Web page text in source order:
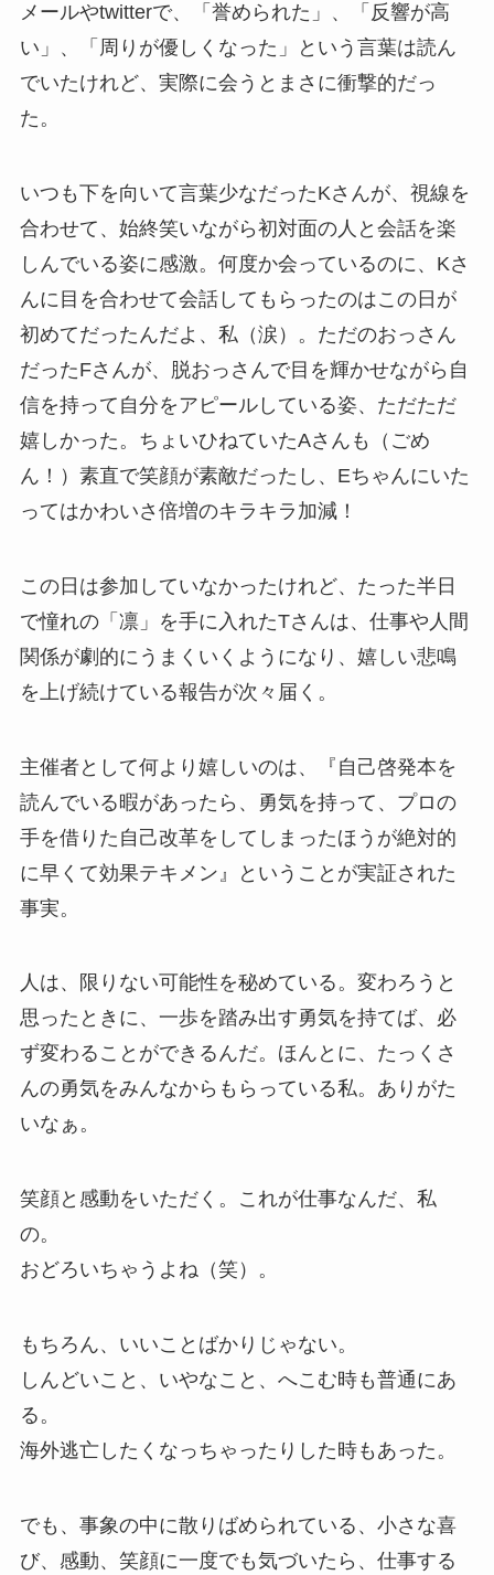
メールやtwitterで、「誉められた」、「反響が高
い」、「周りが優しくなった」という言葉は読ん
でいたけれど、実際に会うとまさに衝撃的だっ
た。
いつも下を向いて言葉少なだったKさんが、視線を
合わせて、始終笑いながら初対面の人と会話を楽
しんでいる姿に感激。何度か会っているのに、Kさ
んに目を合わせて会話してもらったのはこの日が
初めてだったんだよ、私（涙）。ただのおっさん
だったFさんが、脱おっさんで目を輝かせながら自
信を持って自分をアピールしている姿、ただただ
嬉しかった。ちょいひねていたAさんも（ごめ
ん！）素直で笑顔が素敵だったし、Eちゃんにいた
ってはかわいさ倍増のキラキラ加減！
この日は参加していなかったけれど、たった半日
で憧れの「凛」を手に入れたTさんは、仕事や人間
関係が劇的にうまくいくようになり、嬉しい悲鳴
を上げ続けている報告が次々届く。
主催者として何より嬉しいのは、『自己啓発本を
読んでいる暇があったら、勇気を持って、プロの
手を借りた自己改革をしてしまったほうが絶対的
に早くて効果テキメン』ということが実証された
事実。
人は、限りない可能性を秘めている。変わろうと
思ったときに、一歩を踏み出す勇気を持てば、必
ず変わることができるんだ。ほんとに、たっくさ
んの勇気をみんなからもらっている私。ありがた
いなぁ。
笑顔と感動をいただく。これが仕事なんだ、私
の。
おどろいちゃうよね（笑）。
もちろん、いいことばかりじゃない。
しんどいこと、いやなこと、へこむ時も普通にあ
る。
海外逃亡したくなっちゃったりした時もあった。
でも、事象の中に散りばめられている、小さな喜
び、感動、笑顔に一度でも気づいたら、仕事する